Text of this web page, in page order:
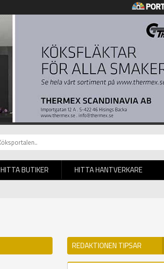
HITTA BUTIKER HITTA HANTVERKARE
REDAKTIONEN TIPSAR